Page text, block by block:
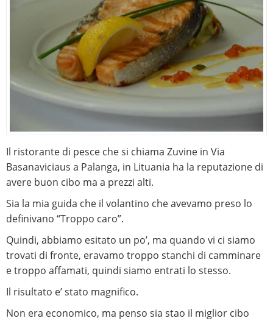
Il ristorante di pesce che si chiama Zuvine in Via
Basanaviciaus a Palanga, in Lituania ha la reputazione di
avere buon cibo ma a prezzi alti.
Sia la mia guida che il volantino che avevamo preso lo
definivano “Troppo caro”.
Quindi, abbiamo esitato un po’, ma quando vi ci siamo
trovati di fronte, eravamo troppo stanchi di camminare
e troppo affamati, quindi siamo entrati lo stesso.
Il risultato e’ stato magnifico.
Non era economico, ma penso sia stao il miglior cibo